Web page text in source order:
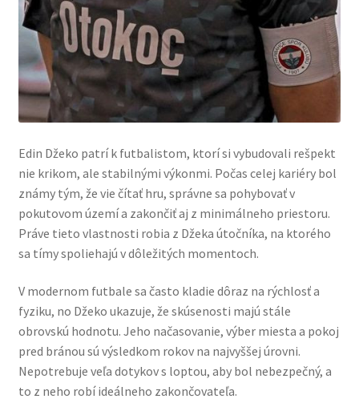
Edin Džeko patrí k futbalistom, ktorí si vybudovali rešpekt
nie krikom, ale stabilnými výkonmi. Počas celej kariéry bol
známy tým, že vie čítať hru, správne sa pohybovať v
pokutovom území a zakončiť aj z minimálneho priestoru.
Práve tieto vlastnosti robia z Džeka útočníka, na ktorého
sa tímy spoliehajú v dôležitých momentoch.
V modernom futbale sa často kladie dôraz na rýchlosť a
fyziku, no Džeko ukazuje, že skúsenosti majú stále
obrovskú hodnotu. Jeho načasovanie, výber miesta a pokoj
pred bránou sú výsledkom rokov na najvyššej úrovni.
Nepotrebuje veľa dotykov s loptou, aby bol nebezpečný, a
to z neho robí ideálneho zakončovateľa.